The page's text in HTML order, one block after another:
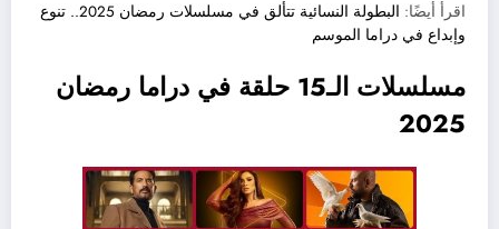
اقرأ أيضًا:
البطولة النسائية تتألق في مسلسلات رمضان 2025.. تنوع
وإبداع في دراما الموسم
مسلسلات الـ15 حلقة في دراما رمضان
2025